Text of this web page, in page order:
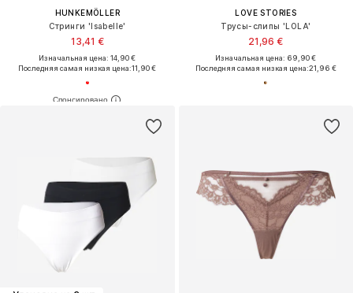
HUNKEMÖLLER
Стринги 'Isabelle'
13,41 €
Изначальная цена: 14,90 €
Последняя самая низкая цена:11,90 €
LOVE STORIES
Трусы-слипы 'LOLA'
21,96 €
Изначальная цена: 69,90 €
Последняя самая низкая цена:21,96 €